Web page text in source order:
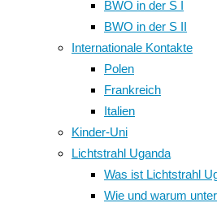
BWO in der S I
BWO in der S II
Internationale Kontakte
Polen
Frankreich
Italien
Kinder-Uni
Lichtstrahl Uganda
Was ist Lichtstrahl
Wie und warum